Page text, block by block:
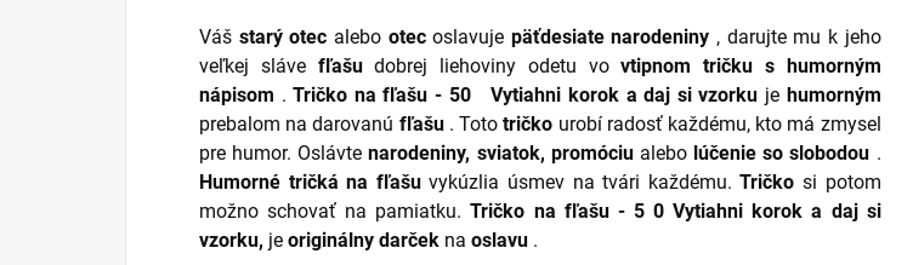
Váš starý otec alebo otecoslavuje päťdesiate narodeniny , darujte mu k jeho
veľkej sláve fľašudobrej liehoviny odetu vovtipnom tričku s humorným
nápisom .Tričko na fľašu - 50 Vytiahni korok a daj si vzorku je humorným
prebalom na darovanú fľašu. Tototričko urobí radosť každému, kto má zmysel
pre humor. Oslávtenarodeniny, sviatok, promóciualebo lúčenie so slobodou .
Humorné tričká na fľašuvykúzlia úsmev na tvári každému.Tričko si potom
možno schovať na pamiatku.Tričko na fľašu - 5 0 Vytiahni korok a daj si
vzorku, je originálny darček na oslavu .